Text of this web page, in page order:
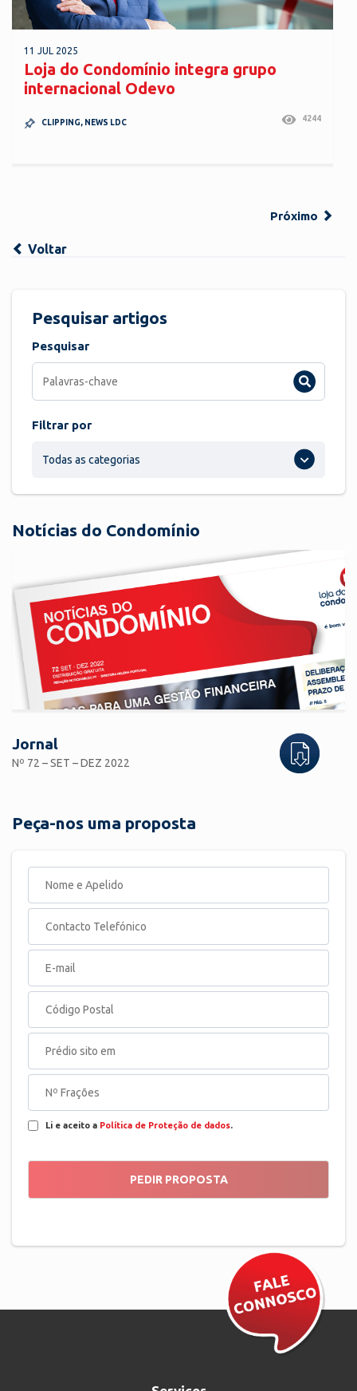
11 JUL 2025
Loja do Condomínio integra grupo
internacional Odevo
CLIPPING, NEWS LDC 4244
Próximo
Voltar
Pesquisar artigos
Pesquisar
Filtrar por
Todas as categorias
Notícias do Condomínio
Jornal
Nº 72 – SET – DEZ 2022
Peça-nos uma proposta
Li e aceito a Política de Proteção de dados.